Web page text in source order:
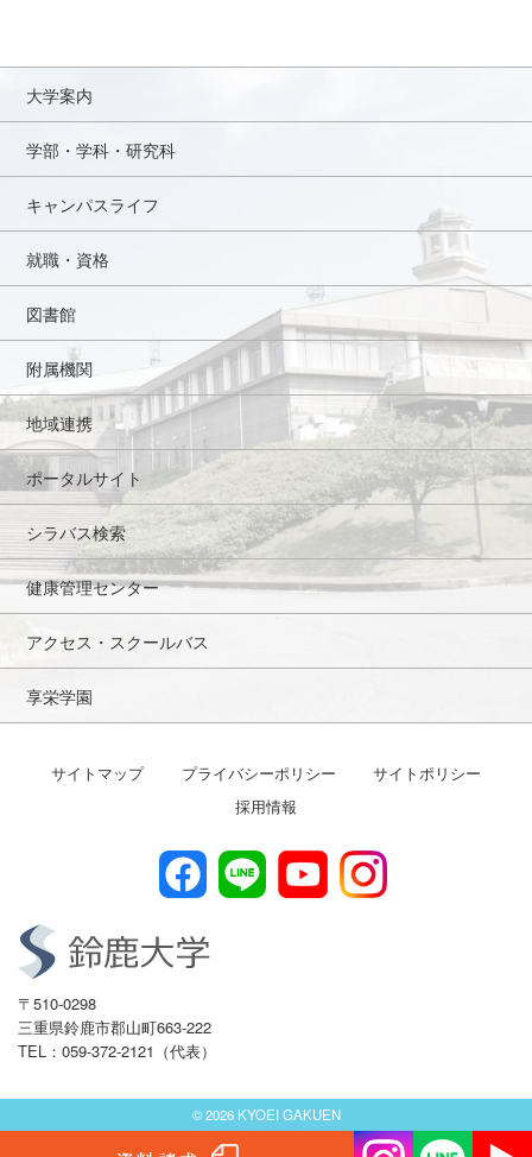
大学案内
学部・学科・研究科
キャンパスライフ
就職・資格
図書館
附属機関
地域連携
ポータルサイト
シラバス検索
健康管理センター
アクセス・スクールバス
享栄学園
〒510-0298
三重県鈴鹿市郡山町663-222
TEL：059-372-2121（代表）
サイトマップ プライバシーポリシー
サイトポリシー
採用情報
© 2026 KYOEI GAKUEN